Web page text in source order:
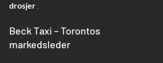
drosjer .
Beck Taxi – Torontos
markedsleder